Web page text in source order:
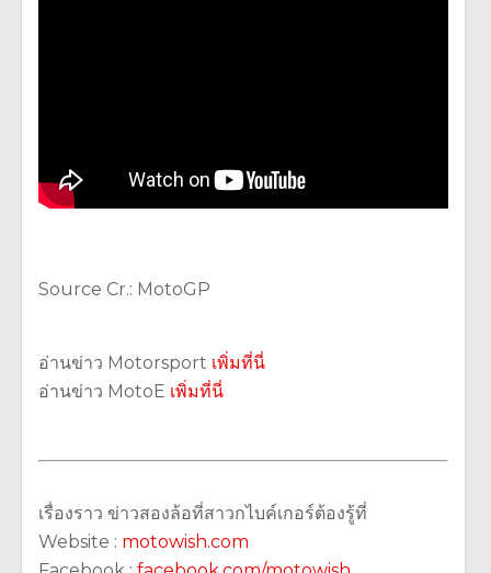
Source Cr.: MotoGP
อ่านข่าว Motorsport เพิ่มที่นี่
อ่านข่าว MotoE เพิ่มที่นี่
เรื่องราว ข่าวสองล้อที่สาวกไบค์เกอร์ต้องรู้ที่
Website : motowish.com